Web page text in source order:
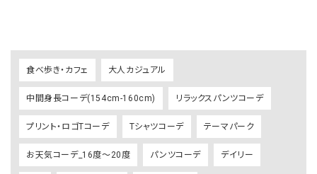
食べ歩き・カフェ 大人カジュアル
中間身長コーデ(154cm-160cm) リラックスパンツコーデ
プリント・ロゴTコーデ Tシャツコーデ テーマパーク
お天気コーデ_16度～20度 パンツコーデ デイリー